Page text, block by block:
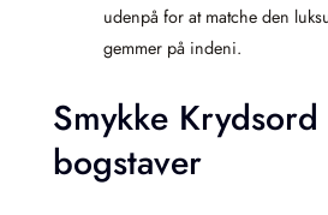
udenpå for at matche den
gemmer på indeni.
Smykke
bogstaver